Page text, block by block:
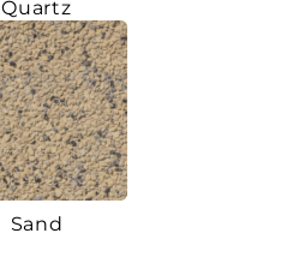
Quartz
Sand